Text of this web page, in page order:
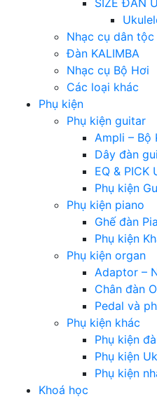
SIZE ĐÀN
Nhạc cụ dân tộc
Đàn KALIMBA
Nhạc cụ Bộ Hơi
Các loại khác
Phụ kiện
Phụ kiện guitar
Ampli – Bộ
Dây đàn
EQ & PICK
Phụ kiện
Phụ kiện piano
Ghế đàn
Phụ kiện
Phụ kiện organ
Adaptor –
Chân đàn
Pedal và
Phụ kiện khác
Phụ kiện
Phụ kiện
Phụ kiện
Khoá học